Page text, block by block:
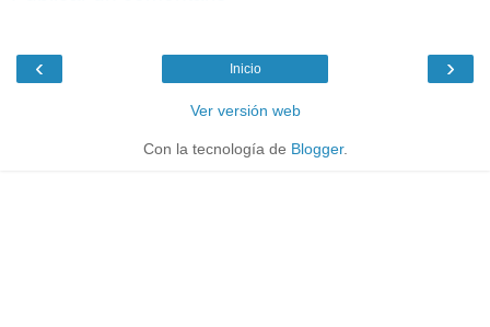
‹ ›
Inicio
Ver versión web
Con la tecnología de Blogger.